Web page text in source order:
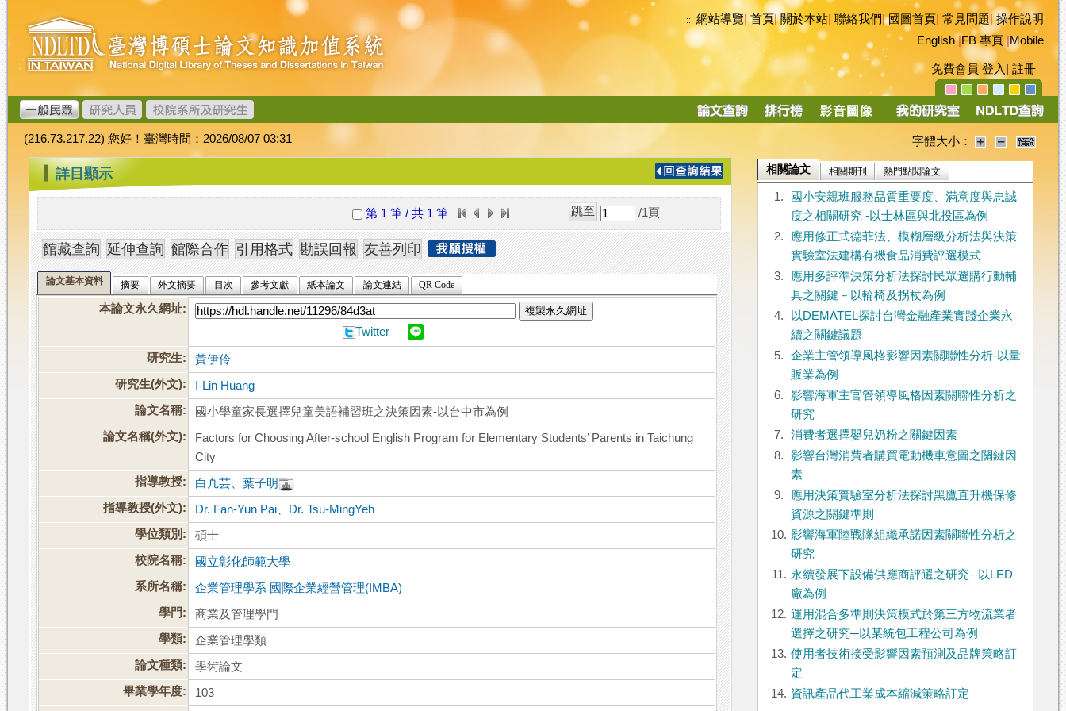
跳
到
主
要
內
容
臺
灣
博
碩
士
論
文
加
值
系
統
::: 網站導覽|首頁|關於本站 聯絡我們|國圖首頁 常見問題|操作說明
English|FB 專頁|Mobile
免費會員 登入 註冊
換
導
(216.73.217.22) 您好！臺灣時間：2026/08/07 03:31 字體大小：
::: 詳目顯示
第 1 筆 / 共 1 筆 /1 頁
論文基本資料 摘要 外文摘要 目次 參考文獻 紙本論文 論文連結 QR Code
本論文永久網址: 複製永久網址
Twitter
研究生:
黃伊伶
研究生(外文):
I-Lin Huang
論文名稱:
國小學童家長選擇兒童美語補習班之決策因素-以台中市為例
論文名稱(外文):
Factors for Choosing After-school English Program for Elementary Students’ Parents in Taichung
City
指導教授:
白凢芸 、葉子明
指導教授(外文):
Dr. Fan-Yun Pai
Dr. Tsu-MingYeh
學位類別:
碩士
校院名稱:
國立彰化師範大學
系所名稱:
企業管理學系 國際企業經營管理(IMBA)
學門:
商業及管理學門
學類:
企業管理學類
論文種類:
學術論文
畢業學年度:
103
相關論文 相關期刊 熱門點閱論文
1.
國小安親班服務品質重要度、滿意度與忠誠
度之相關研究 -以士林區與北投區為例
2.
應用修正式德菲法、模糊層級分析法與決策
實驗室法建構有機食品消費評選模式
3.
應用多評準決策分析法探討民眾選購行動輔
具之關鍵－以輪椅及拐杖為例
4.
以DEMATEL探討台灣金融產業實踐企業永
續之關鍵議題
5.
企業主管領導風格影響因素關聯性分析-以量
販業為例
6.
影響海軍主官管領導風格因素關聯性分析之
研究
7.
消費者選擇嬰兒奶粉之關鍵因素
8.
影響台灣消費者購買電動機車意圖之關鍵因
素
9.
應用決策實驗室分析法探討黑鷹直升機保修
資源之關鍵準則
10. 影響海軍陸戰隊組織承諾因素關聯性分析之
研究
11. 永續發展下設備供應商評選之研究─以LED
廠為例
12. 運用混合多準則決策模式於第三方物流業者
選擇之研究─以某統包工程公司為例
13. 使用者技術接受影響因素預測及品牌策略訂
定
14. 資訊產品代工業成本縮減策略訂定